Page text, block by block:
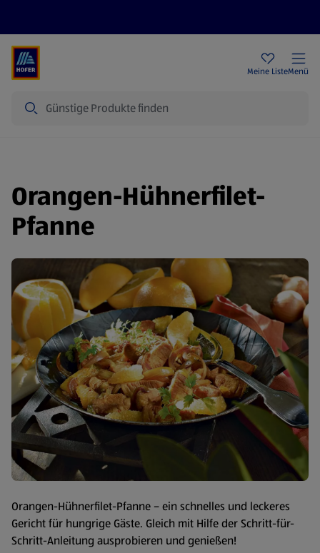
Meine ListeMenü
Orangen-Hühnerfilet-
Pfanne
Orangen-Hühnerfilet-Pfanne – ein schnelles und leckeres
Gericht für hungrige Gäste. Gleich mit Hilfe der Schritt-für-
Schritt-Anleitung ausprobieren und genießen!